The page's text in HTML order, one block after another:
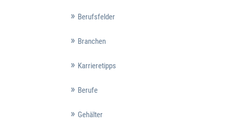
Berufsfelder
Branchen
Karrieretipps
Berufe
Gehälter